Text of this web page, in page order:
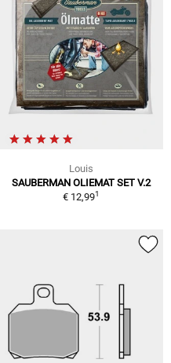
Louis
SAUBERMAN OLIEMAT SET V.2
€ 12,991